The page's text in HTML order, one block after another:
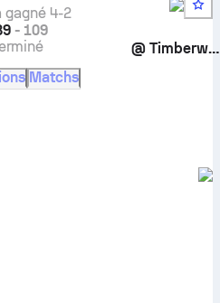
calendrier, pronostics
gagné 4-2
- 109
@ Timberwolves
Matchs